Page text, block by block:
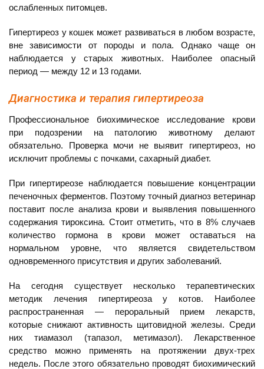
ослабленных питомцев.
Гипертиреоз у кошек может развиваться в любом возрасте,
вне зависимости от породы и пола. Однако чаще он
наблюдается у старых животных. Наиболее опасный
период — между 12 и 13 годами.
Диагностика и терапия гипертиреоза
Профессиональное биохимическое исследование крови
при подозрении на патологию животному делают
обязательно. Проверка мочи не выявит гипертиреоз, но
исключит проблемы с почками, сахарный диабет.
При гипертиреозе наблюдается повышение концентрации
печеночных ферментов. Поэтому точный диагноз ветеринар
поставит после анализа крови и выявления повышенного
содержания тироксина. Стоит отметить, что в 8% случаев
количество гормона в крови может оставаться на
нормальном уровне, что является свидетельством
одновременного присутствия и других заболеваний.
На сегодня существует несколько терапевтических
методик лечения гипертиреоза у котов. Наиболее
распространенная — пероральный прием лекарств,
которые снижают активность щитовидной железы. Среди
них тиамазол (тапазол, метимазол). Лекарственное
средство можно применять на протяжении двух-трех
недель. После этого обязательно проводят биохимический